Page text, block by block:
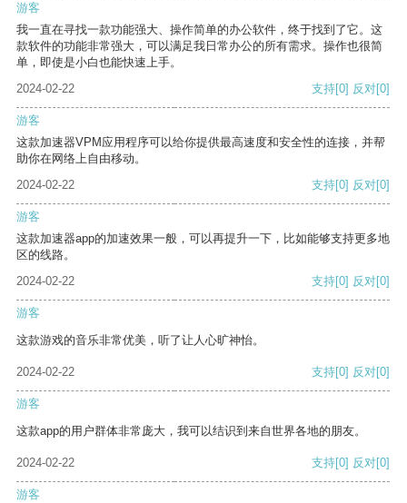
游客
我一直在寻找一款功能强大、操作简单的办公软件，终于找到了它。这
款软件的功能非常强大，可以满足我日常办公的所有需求。操作也很简
单，即使是小白也能快速上手。
2024-02-22
支持[0] 反对[0]
游客
这款加速器VPM应用程序可以给你提供最高速度和安全性的连接，并帮
助你在网络上自由移动。
2024-02-22
支持[0] 反对[0]
游客
这款加速器app的加速效果一般，可以再提升一下，比如能够支持更多地
区的线路。
2024-02-22
支持[0] 反对[0]
游客
这款游戏的音乐非常优美，听了让人心旷神怡。
2024-02-22 支持[0] 反对[0]
游客
这款app的用户群体非常庞大，我可以结识到来自世界各地的朋友。
2024-02-22 支持[0] 反对[0]
游客